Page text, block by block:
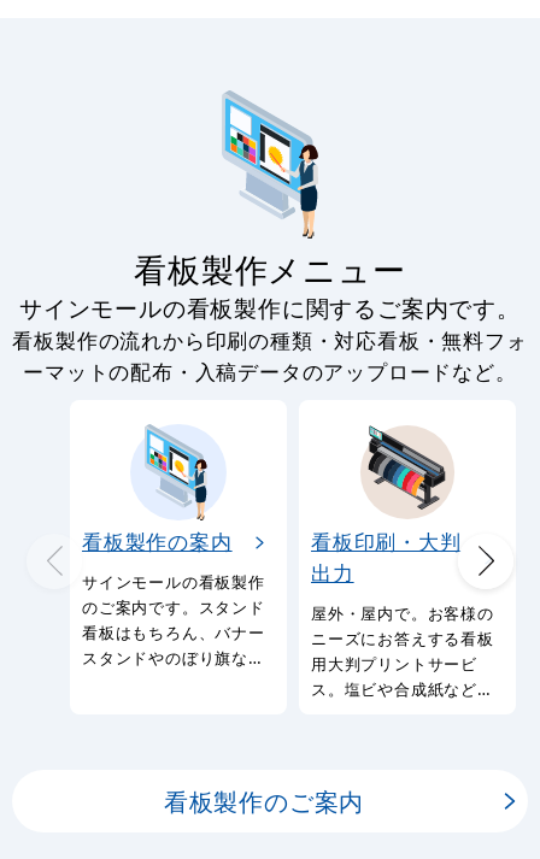
看板製作メニュー
サインモールの看板製作に関するご案内です。
看板製作の流れから印刷の種類・対応看板・無料フォ
ーマットの配布・入稿データのアップロードなど。
看板製作の案内
サインモールの看板製作
のご案内です。スタンド
看板はもちろん、バナー
スタンドやのぼり旗など
看板印刷・大判
出力
屋外・屋内で。お客様の
ニーズにお答えする看板
用大判プリントサービ
ス。塩ビや合成紙など看
看板製作のご案内